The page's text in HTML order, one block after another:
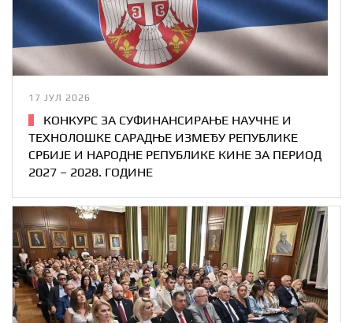
17 ЈУЛ 2026
КОНКУРС ЗА СУФИНАНСИРАЊЕ НАУЧНЕ И
ТЕХНОЛОШКЕ САРАДЊЕ ИЗМЕЂУ РЕПУБЛИКЕ
СРБИЈЕ И НАРОДНЕ РЕПУБЛИКЕ КИНЕ ЗА ПЕРИОД
2027 – 2028. ГОДИНЕ